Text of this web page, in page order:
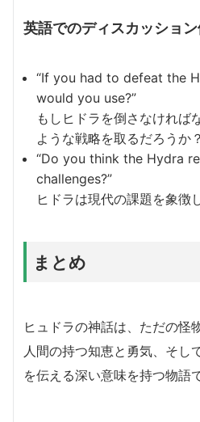
英語でのディスカッション
“If you had to defeat the
would you use?”
もしヒドラを倒さなければ
ような戦略を取るだろうか？
“Do you think the Hydra
challenges?”
ヒドラは現代の課題を象徴
まとめ
ヒュドラの神話は、ただの怪
人間の持つ知恵と勇気、そし
を伝える深い意味を持つ物語